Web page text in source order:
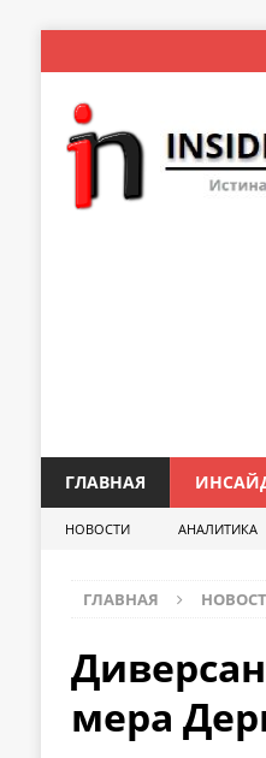
ГЛАВНАЯ
НОВОСТИ АНАЛИТИКА
ГЛАВНАЯ
мера